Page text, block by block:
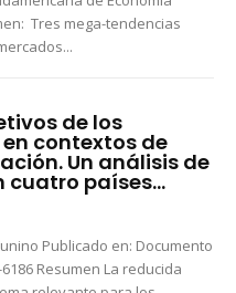
de los
contextos de
Un análisis de
cuatro países...